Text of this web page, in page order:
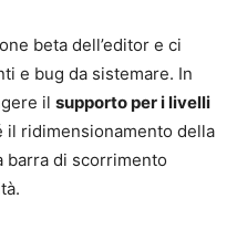
beta dell’editor e ci
e bug da sistemare. In
il supporto per i livelli
il ridimensionamento della
barra di scorrimento